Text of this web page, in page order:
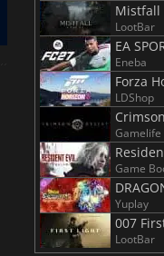
Total War WARHAMMER 3
Mistfall
LootBar
EA
Eneba
Forza
LDShop
Gamelife
Game
Yuplay
007
LootBar